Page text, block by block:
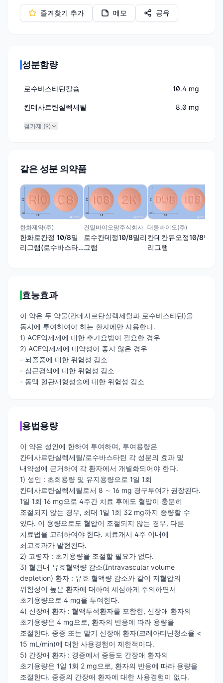
즐겨찾기 추가 메모 공유
성분함량
로수바스타틴칼슘 10.4 mg
칸데사르탄실렉세틸 8.0 mg
첨가제 (9)
같은 성분 의약품
한화제약(주)
한화로칸정 10/8밀
리그램(로수바스타
건일바이오팜주식회사
로수칸데정10/8밀리
그램
대웅바이오(주)
칸데칸듀오정10/8밀
리그램
효능효과
이 약은 두 약물(칸데사르탄실렉세틸과 로수바스타틴)을
동시에 투여하여야 하는 환자에만 사용한다.
1) ACE억제제에 대한 추가요법이 필요한 경우
2) ACE억제제에 내약성이 좋지 않은 경우
- 뇌졸중에 대한 위험성 감소
- 심근경색에 대한 위험성 감소
- 동맥 혈관재형성술에 대한 위험성 감소
용법용량
이 약은 성인에 한하여 투여하며, 투여용량은
칸데사르탄실렉세틸/로수바스타틴 각 성분의 효과 및
내약성에 근거하여 각 환자에서 개별화되어야 한다.
1) 성인 : 초회용량 및 유지용량으로 1일 1회
칸데사르탄실렉세틸로서 8 ∼ 16 mg 경구투여가 권장된다.
1일 1회 16 mg으로 4주간 치료 후에도 혈압이 충분히
조절되지 않는 경우, 최대 1일 1회 32 mg까지 증량할 수
있다. 이 용량으로도 혈압이 조절되지 않는 경우, 다른
치료법을 고려하여야 한다. 치료개시 4주 이내에
최고효과가 발현된다.
2) 고령자 : 초기용량을 조절할 필요가 없다.
3) 혈관내 유효혈액량 감소(Intravascular volume
depletion) 환자 : 유효 혈액량 감소와 같이 저혈압의
위험성이 높은 환자에 대하여 세심하게 주의하면서
초기용량으로 4 mg을 투여한다.
4) 신장애 환자 : 혈액투석환자를 포함한, 신장애 환자의
초기용량은 4 mg으로, 환자의 반응에 따라 용량을
조절한다. 중증 또는 말기 신장애 환자(크레아티닌청소율 <
15 mL/min)에 대한 사용경험이 제한적이다.
5) 간장애 환자 : 경증에서 중등도 간장애 환자의
초기용량은 1일 1회 2 mg으로, 환자의 반응에 따라 용량을
조절한다. 중증의 간장애 환자에 대한 사용경험이 없다.